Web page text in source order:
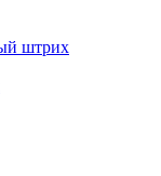
штрих